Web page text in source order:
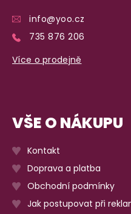
info@yoo.cz
735 876 206
Více o prodejně
VŠE O NÁKUPU
Kontakt
Doprava a platba
Obchodní podmínky
Jak postupovat při